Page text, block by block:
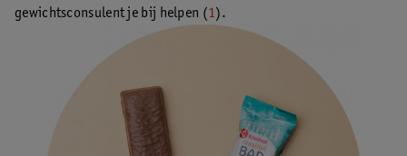
gewichtsconsulent je bij helpen (1).